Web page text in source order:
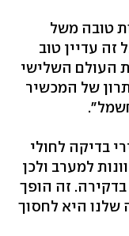
טובה משל
עדיין טוב
העולם השלישי
של המכשיר
בדיקה לחולי
למערב ולכן
זה הופך
שלנו היא לחסוך